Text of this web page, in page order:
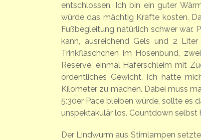
entschlossen. Ich bin ein guter
würde das mächtig Kräfte kosten.
Fußbegleitung natürlich schwer war.
kann, ausreichend Gels und 2
Trinkfläschchen im Hosenbund,
Reserve, einmal Haferschleim mit
ordentliches Gewicht. Ich hatte
Kilometer zu machen. Dabei muss
5:30er Pace bleiben würde, sollte es
unspektakulär los. Countdown
Der Lindwurm aus Stirnlampen